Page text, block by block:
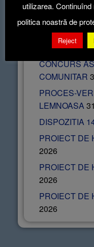
ANUNT
CONCURS
COMUNITAR
ANUNT
CONCURS
COMUNITAR
PROCES-
LEMNOASA
DISPOZITIA
PROIECT DE
2026
PROIECT DE
2026
PROIECT DE
2026
utilizarea.
politica noastră de
Reject